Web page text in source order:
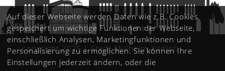
copyright 2025 | Stadt Mülheim-Kärlich
Auf dieser Webseite werden Daten wie z.B. Cookies
gespeichert um wichtige Funktionen der Webseite,
einschließlich Analysen, Marketingfunktionen und
Personalisierung zu ermöglichen. Sie können Ihre
Einstellungen jederzeit ändern, oder die